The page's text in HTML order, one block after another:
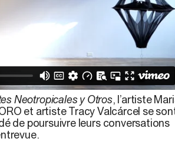
Neotropicales y Otros, l’artiste
et artiste Tracy Valcárcel se
de poursuivre leurs conversations